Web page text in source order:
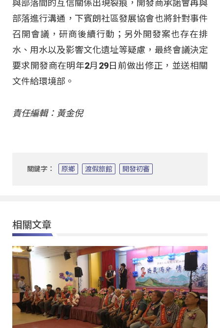
與部落間的互信關係出現裂痕，開發商承諾會再與
部落進行溝通，下賓朗社區發展協會也將針對事件
召開會議，研商後續行動；另外開發案也存在排
水、用水以及影響文化遺址等疑慮，最終會議決定
要求開發商在明年2月29日前做出修正，並送相關
文件給環境部。
責任編輯：黃金倪
關鍵字： 原鄉 渡假旅館 開發初審
相關文章